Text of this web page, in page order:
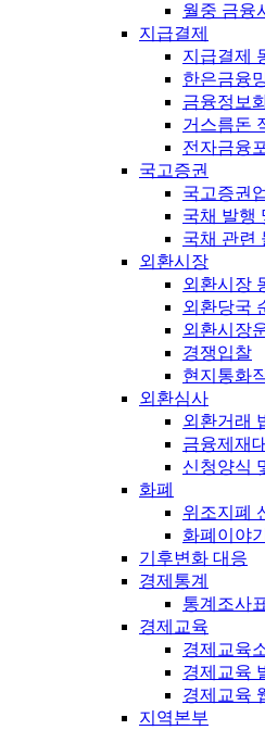
월중 금융
지급결제
지급결제
한은금융
금융정보
거스름돈
전자금융
국고증권
국고증권
국채 발행
국채 관련
외환시장
외환시장
외환당국
외환시장
경쟁입찰
현지통화
외환심사
외환거래
금융제재
신청양식
화폐
위조지폐
화폐이야기
기후변화 대응
경제통계
통계조사
경제교육
경제교육
경제교육
경제교육
지역본부